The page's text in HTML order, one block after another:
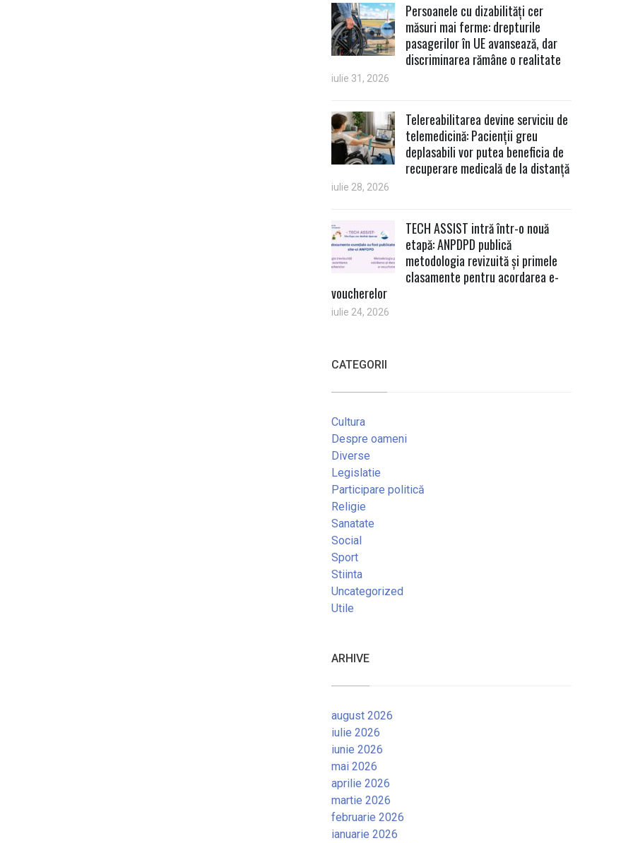
Persoanele cu dizabilități cer
măsuri mai ferme: drepturile
pasagerilor în UE avansează, dar
discriminarea rămâne o realitate
iulie 31, 2026
Telereabilitarea devine serviciu de
telemedicină: Pacienții greu
deplasabili vor putea beneficia de
recuperare medicală de la distanță
iulie 28, 2026
TECH ASSIST intră într-o nouă
etapă: ANPDPD publică
metodologia revizuită și primele
clasamente pentru acordarea e-
voucherelor
iulie 24, 2026
CATEGORII
Cultura
Despre oameni
Diverse
Legislatie
Participare politică
Religie
Sanatate
Social
Sport
Stiinta
Uncategorized
Utile
ARHIVE
august 2026
iulie 2026
iunie 2026
mai 2026
aprilie 2026
martie 2026
februarie 2026
ianuarie 2026